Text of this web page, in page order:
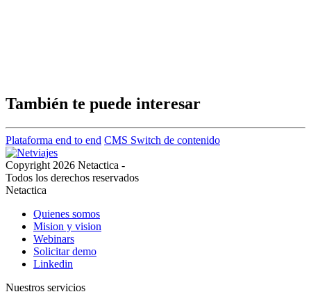
También te puede interesar
Plataforma end to end CMS Switch de contenido
Copyright 2026 Netactica -
Todos los derechos reservados
Netactica
Quienes somos
Mision y vision
Webinars
Solicitar demo
Linkedin
Nuestros servicios